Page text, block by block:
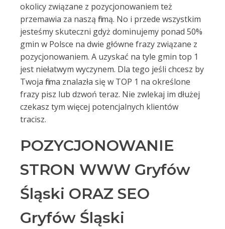
okolicy związane z pozycjonowaniem też
przemawia za naszą firmą. No i przede wszystkim
jesteśmy skuteczni gdyż dominujemy ponad 50%
gmin w Polsce na dwie główne frazy związane z
pozycjonowaniem. A uzyskać na tyle gmin top 1
jest niełatwym wyczynem. Dla tego jeśli chcesz by
Twoja firma znalazła się w TOP 1 na określone
frazy pisz lub dzwoń teraz. Nie zwlekaj im dłużej
czekasz tym więcej potencjalnych klientów
tracisz.
POZYCJONOWANIE
STRON WWW Gryfów
Śląski ORAZ SEO
Gryfów Śląski